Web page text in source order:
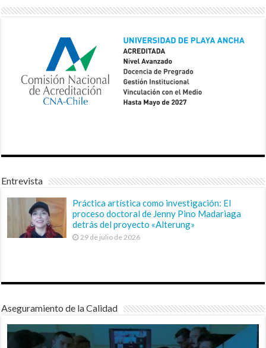
Entrevista
Práctica artística como investigación: El
proceso doctoral de Jenny Pino Madariaga
detrás del proyecto «Alterung»
29 de julio de 2026
Aseguramiento de la Calidad